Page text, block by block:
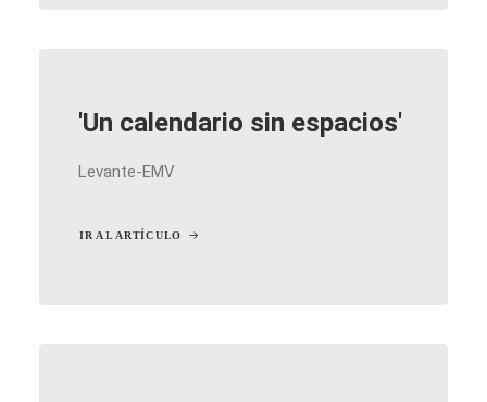
'Un calendario sin espacios'
Levante-EMV
IR AL ARTÍCULO